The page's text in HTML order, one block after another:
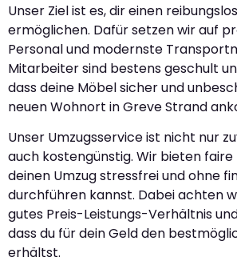
Unser Ziel ist es, dir einen
ermöglichen. Dafür setzen wir auf
Personal und modernste
Mitarbeiter sind bestens geschult
dass deine Möbel sicher und
neuen Wohnort in Greve Strand
Unser Umzugsservice ist nicht nur
auch kostengünstig. Wir bieten faire
deinen Umzug stressfrei und ohne
durchführen kannst. Dabei achten
gutes Preis-Leistungs-Verhältnis
dass du für dein Geld den
erhältst.